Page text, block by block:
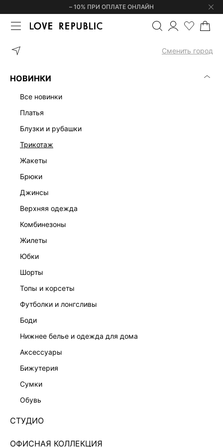
– 10% ПРИ ОПЛАТЕ ОНЛАЙН
Сменить город
НОВИНКИ
все новинки
платья
блузки и рубашки
трикотаж
жакеты
брюки
джинсы
верхняя одежда
комбинезоны
жилеты
юбки
шорты
топы и корсеты
футболки и лонгсливы
боди
нижнее белье и одежда для дома
аксессуары
бижутерия
сумки
обувь
СТУДИО
ОФИСНАЯ КОЛЛЕКЦИЯ
ГЛАВНАЯ ЮБКА МИДИ ИЗ ШИФОНА
6 999 ₽-63%
ЦВЕТ:РОЗОВЫЙ